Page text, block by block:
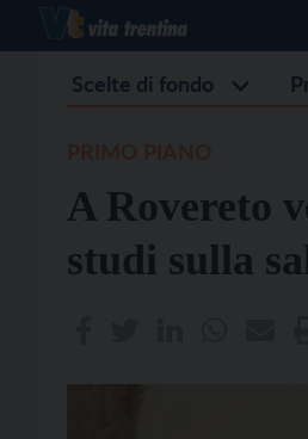
Scelte di fondo
A Rovereto
studi sulla